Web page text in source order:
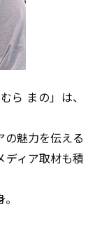
ら まの」は、
魅力を伝える
ディア取材も積